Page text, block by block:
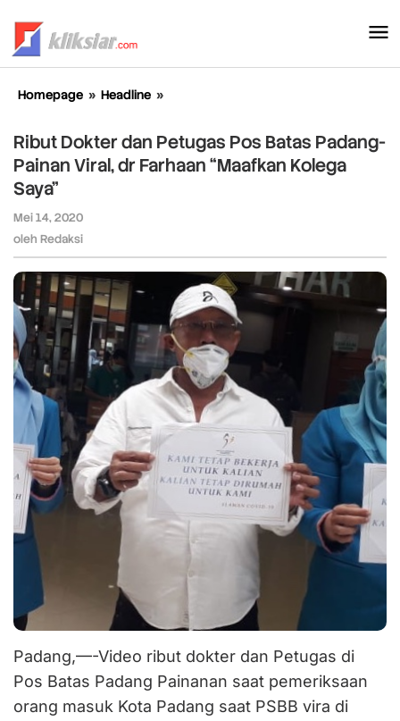
konten
Homepage » Headline »
dan
Petugas
Pos
dr
Farhaan
"Maafkan
Kolega
Saya"
Ribut Dokter dan Petugas Pos Batas Padang-
Painan Viral, dr Farhaan “Maafkan Kolega
Saya”
Mei 14, 2020
oleh Redaksi
Padang,—-Video ribut dokter dan Petugas di
Pos Batas Padang Painanan saat pemeriksaan
orang masuk Kota Padang saat PSBB vira di